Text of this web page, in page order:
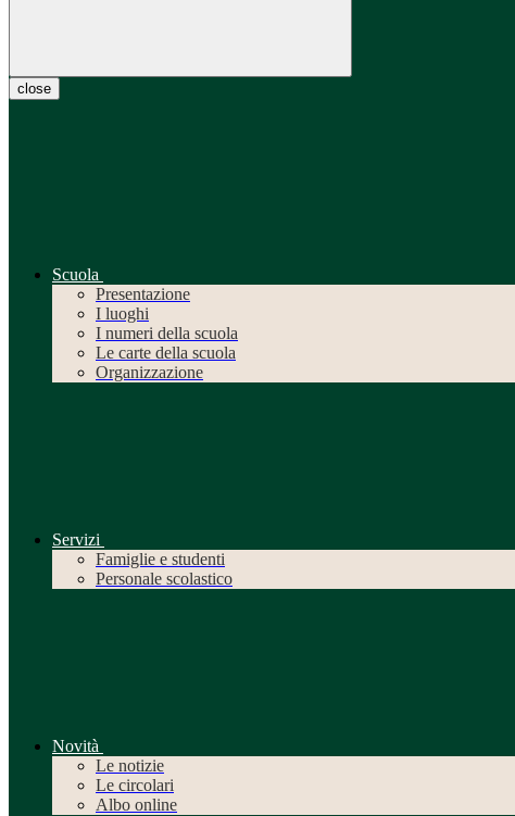
close
Scuola
Presentazione
I luoghi
I numeri della scuola
Le carte della scuola
Organizzazione
Servizi
Famiglie e studenti
Personale scolastico
Novità
Le notizie
Le circolari
Albo online